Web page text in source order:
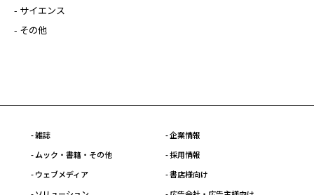
- サイエンス
- その他
- 雑誌
- ムック・書籍・その他
- ウェブメディア
- 企業情報
- 採用情報
- 書店様向け